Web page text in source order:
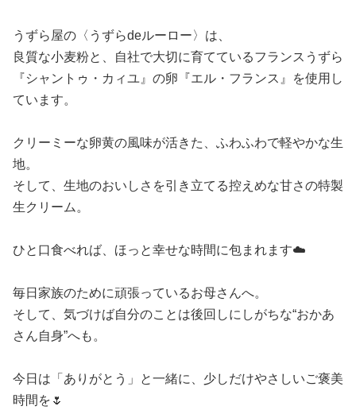
うずら屋の〈うずらdeルーロー〉は、
良質な小麦粉と、自社で大切に育てているフランスうずら
『シャントゥ・カィユ』の卵『エル・フランス』を使用し
ています。
クリーミーな卵黄の風味が活きた、ふわふわで軽やかな生
地。
そして、生地のおいしさを引き立てる控えめな甘さの特製
生クリーム。
ひと口食べれば、ほっと幸せな時間に包まれます☁️
毎日家族のために頑張っているお母さんへ。
そして、気づけば自分のことは後回しにしがちな“おかあ
さん自身”へも。
今日は「ありがとう」と一緒に、少しだけやさしいご褒美
時間を🌷